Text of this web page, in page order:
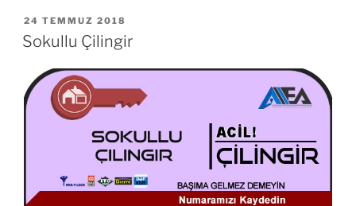
YAYIM
TARIHI
24 TEMMUZ 2018
Sokullu Çilingir